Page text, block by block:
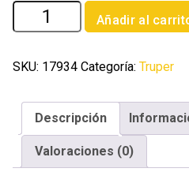
Botas
sanitarias
29
cantidad
Añadir al
SKU: 17934 Categoría: Truper
Descripción
Valoraciones (0)